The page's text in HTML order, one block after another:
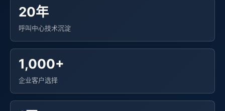
20年
呼叫中心技术沉淀
1,000+
企业客户选择